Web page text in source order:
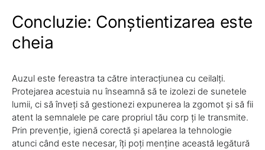
Concluzie: Conștientizarea este
cheia
Auzul este fereastra ta către interacțiunea cu ceilalți.
Protejarea acestuia nu înseamnă să te izolezi de sunetele
lumii, ci să înveți să gestionezi expunerea la zgomot și să fii
atent la semnalele pe care propriul tău corp ți le transmite.
Prin prevenție, igienă corectă și apelarea la tehnologie
atunci când este necesar, îți poți menține această legătură